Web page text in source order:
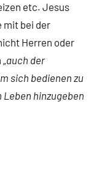
etc. Jesus
mit bei der
Herren oder
auch der
sich bedienen zu
Leben hinzugeben